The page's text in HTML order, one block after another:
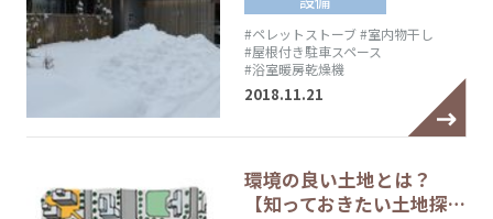
#ペレットストーブ#室内物干し
#屋根付き駐車スペース
#浴室暖房乾燥機
2018.11.21
環境の良い土地とは？
【知っておきたい土地探…